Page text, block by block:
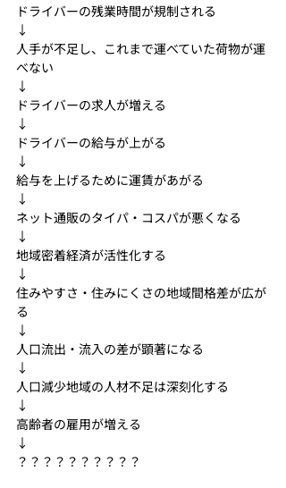
ドライバーの残業時間が規制される
↓
人手が不足し、これまで運べていた荷物が運
べない
↓
ドライバーの求人が増える
↓
ドライバーの給与が上がる
↓
給与を上げるために運賃があがる
↓
ネット通販のタイパ・コスパが悪くなる
↓
地域密着経済が活性化する
↓
住みやすさ・住みにくさの地域間格差が広が
る
↓
人口流出・流入の差が顕著になる
↓
人口減少地域の人材不足は深刻化する
↓
高齢者の雇用が増える
↓
？？？？？？？？？？